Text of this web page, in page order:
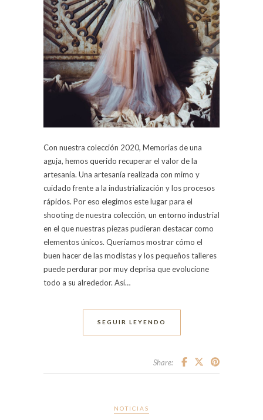
Con nuestra colección 2020, Memorias de una
aguja, hemos querido recuperar el valor de la
artesanía. Una artesanía realizada con mimo y
cuidado frente a la industrialización y los procesos
rápidos. Por eso elegimos este lugar para el
shooting de nuestra colección, un entorno industrial
en el que nuestras piezas pudieran destacar como
elementos únicos. Queríamos mostrar cómo el
buen hacer de las modistas y los pequeños talleres
puede perdurar por muy deprisa que evolucione
todo a su alrededor. Así…
SEGUIR LEYENDO
Share:
NOTICIAS